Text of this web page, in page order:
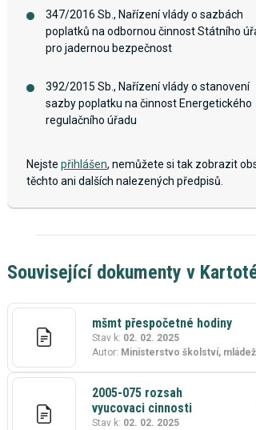
347/2016 Sb., Nařízení vlády o sazbách
poplatků na odbornou činnost Státního
pro jadernou bezpečnost
392/2015 Sb., Nařízení vlády o stanovení
sazby poplatku na činnost Energetického
regulačního úřadu
Nejste přihlášen, nemůžete si tak zobrazit
těchto ani dalších nalezených předpisů.
Související dokumenty v
mšmt přespočetné hodiny
Stav k: 02. 02. 2025
Autor: Ministerstvo školství,
2005-075 rozsah
vyucovaci cinnosti
Stav k: 02. 02. 2025